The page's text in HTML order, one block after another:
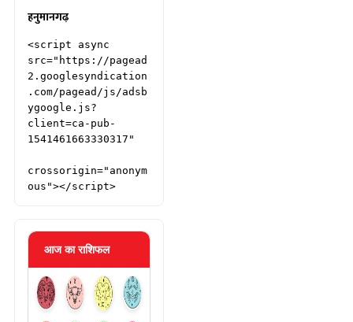
हनुमानगढ़
<script async
src="https://pagead
2.googlesyndication
.com/pagead/js/adsb
ygoogle.js?
client=ca-pub-
1541461663330317"
crossorigin="anonym
ous"></script>
आज का राशिफल